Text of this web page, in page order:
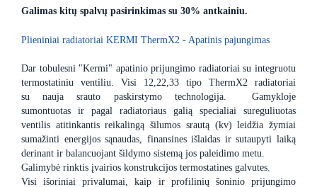
Galimas kitų spalvų pasirinkimas su 30% antkainiu.
Plieniniai radiatoriai KERMI ThermX2 - Apatinis pajungimas
Dar tobulesni "Kermi" apatinio prijungimo radiatoriai su integruotu
termostatiniu ventiliu. Visi 12,22,33 tipo ThermX2 radiatoriai
su nauja srauto paskirstymo technologija. Gamykloje
sumontuotas ir pagal radiatoriaus galią specialiai sureguliuotas
ventilis atitinkantis reikalingą šilumos srautą (kv) leidžia žymiai
sumažinti energijos sąnaudas, finansines išlaidas ir sutaupyti laiką
derinant ir balancuojant šildymo sistemą jos paleidimo metu.
Galimybė rinktis įvairios konstrukcijos termostatines galvutes.
Visi išoriniai privalumai, kaip ir profilinių šoninio prijungimo